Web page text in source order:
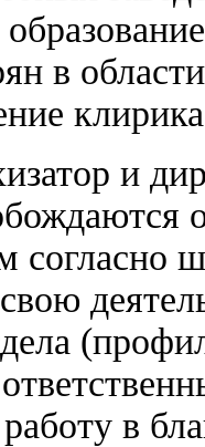
в
и
согласно
в